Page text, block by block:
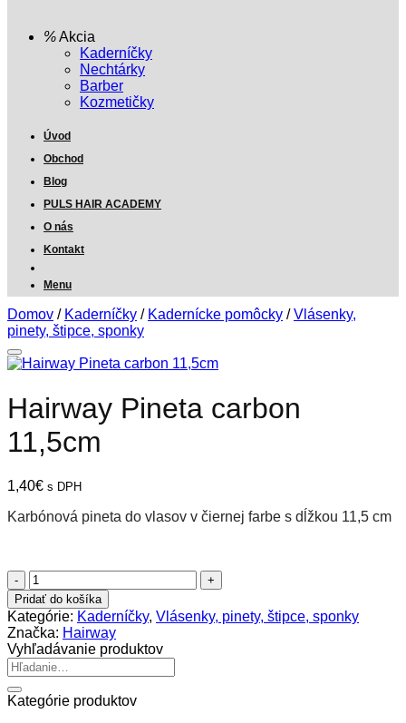
Akcia
Kaderníčky
Nechtárky
Barber
Kozmetičky
Úvod
Obchod
Blog
PULS HAIR ACADEMY
O nás
Kontakt
Menu
Domov / Kaderníčky / Kadernícke pomôcky / Vlásenky,
pinety, štipce, sponky
Hairway Pineta carbon
11,5cm
1,40€ s DPH
Karbónová pineta do vlasov v čiernej farbe s dĺžkou 11,5 cm
množstvo
Hairway
Pineta
carbon
11,5cm
Pridať do košíka
Kategórie: Kaderníčky, Vlásenky, pinety, štipce, sponky
Značka: Hairway
Vyhľadávanie produktov
Hľadať:
Kategórie produktov